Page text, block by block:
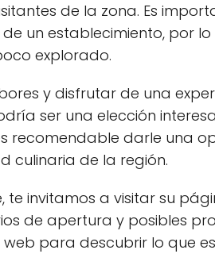
de la zona. Es
un establecimiento, por
explorado.
y disfrutar de una
ser una elección
recomendable darle una
culinaria de la región.
te invitamos a visitar su
de apertura y posibles
para descubrir lo que